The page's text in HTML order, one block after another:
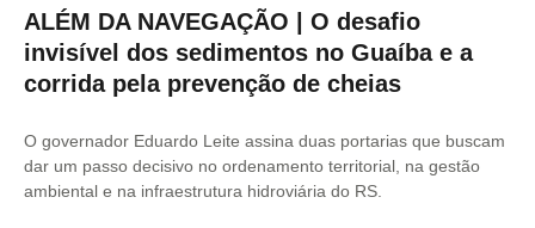
ALÉM DA NAVEGAÇÃO | O desafio
invisível dos sedimentos no Guaíba e a
corrida pela prevenção de cheias
O governador Eduardo Leite assina duas portarias que buscam
dar um passo decisivo no ordenamento territorial, na gestão
ambiental e na infraestrutura hidroviária do RS.